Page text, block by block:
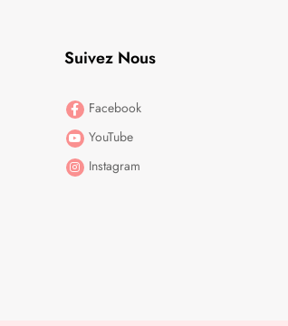
Suivez Nous
Facebook
YouTube
Instagram